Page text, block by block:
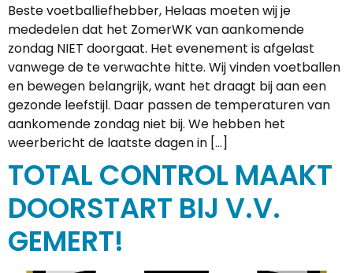
Beste voetballiefhebber, Helaas moeten wij je
mededelen dat het ZomerWK van aankomende
zondag NIET doorgaat. Het evenement is afgelast
vanwege de te verwachte hitte. Wij vinden voetballen
en bewegen belangrijk, want het draagt bij aan een
gezonde leefstijl. Daar passen de temperaturen van
aankomende zondag niet bij. We hebben het
weerbericht de laatste dagen in […]
TOTAL CONTROL MAAKT
DOORSTART BIJ V.V.
GEMERT!